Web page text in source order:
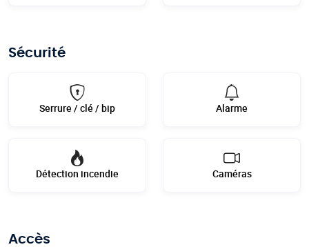
Sécurité
Serrure / clé / bip Alarme
Détection incendie Caméras
Accès